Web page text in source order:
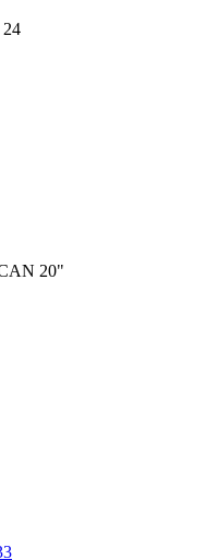
20"